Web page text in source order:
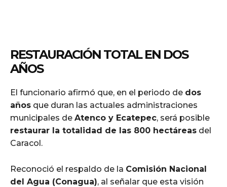
RESTAURACIÓN TOTAL EN DOS
AÑOS
El funcionario afirmó que, en el periodo de dos
años que duran las actuales administraciones
municipales de Atenco y Ecatepec, será posible
restaurar la totalidad de las 800 hectáreas del
Caracol.
Reconoció el respaldo de la Comisión Nacional
del Agua (Conagua), al señalar que esta visión